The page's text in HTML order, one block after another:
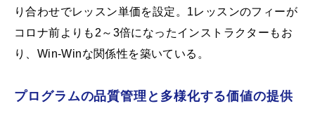
り合わせでレッスン単価を設定。1レッスンのフィーが
コロナ前よりも2～3倍になったインストラクターもお
り、Win-Winな関係性を築いている。
プログラムの品質管理と多様化する価値の提供